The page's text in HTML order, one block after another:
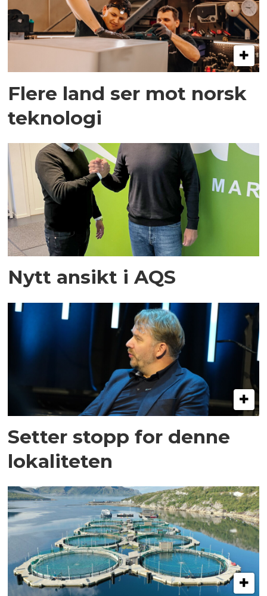
Flere land ser mot norsk
teknologi
Nytt ansikt i AQS
Setter stopp for denne
lokaliteten